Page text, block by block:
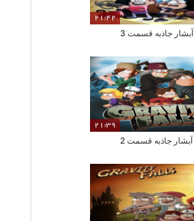
21:42
آبشار جاذبه قسمت 3
21:39
آبشار جاذبه قسمت 2